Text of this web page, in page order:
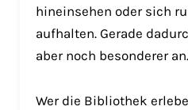
hineinsehen oder sich
aufhalten. Gerade
aber noch besonderer an.
Wer die Bibliothek